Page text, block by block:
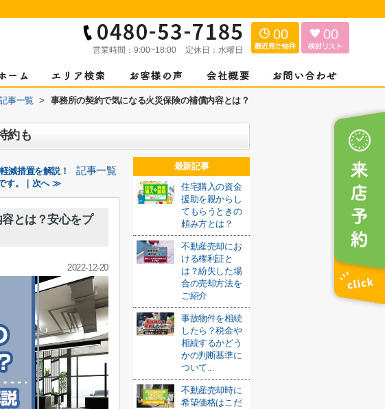
営業時間： 9:00~18:00 定休日： 水曜日
00 00
事一覧 >
事務所の契約で気になる火災保険の補償内容とは？
約も
減措置を解説！ 記事一覧
す。｜次へ ≫
とは？安心をプ
2022-12-20
最新記事
住宅購入の資金
援助を親からし
てもらうときの
頼み方とは？
不動産売却にお
ける権利証と
は？紛失した場
合の売却方法を
ご紹介
事故物件を相続
したら？税金や
相続するかどう
かの判断基準に
ついて...
不動産売却時に
希望価格はこだ